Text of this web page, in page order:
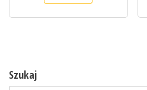
Szukaj